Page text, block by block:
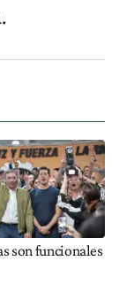
son funcionales